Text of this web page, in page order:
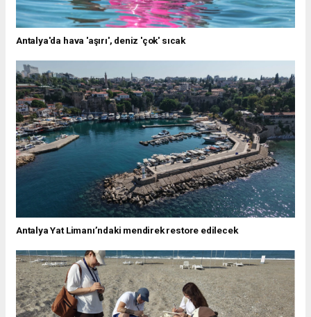
Antalya'da hava 'aşırı', deniz 'çok' sıcak
Antalya Yat Limanı’ndaki mendirek restore edilecek